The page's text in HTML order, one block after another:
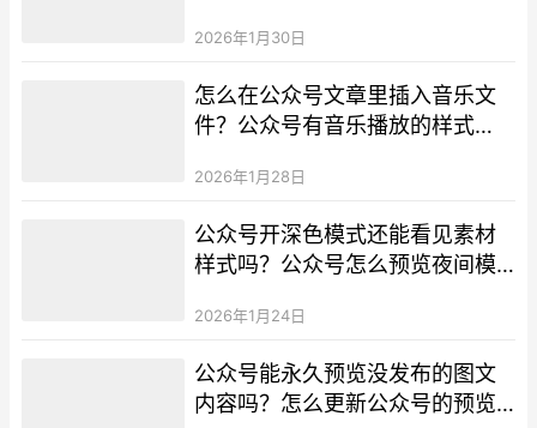
2026年1月30日
怎么在公众号文章里插入音乐文
件？公众号有音乐播放的样式
2026年1月28日
公众号开深色模式还能看见素材
样式吗？公众号怎么预览夜间模
2026年1月24日
公众号能永久预览没发布的图文
内容吗？怎么更新公众号的预览